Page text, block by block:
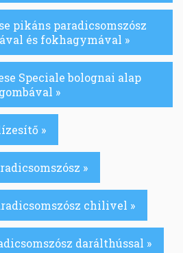
pikáns paradicsomszósz
és fokhagymával »
Speciale bolognai alap
gombával »
»
»
chilivel »
darálthússal »